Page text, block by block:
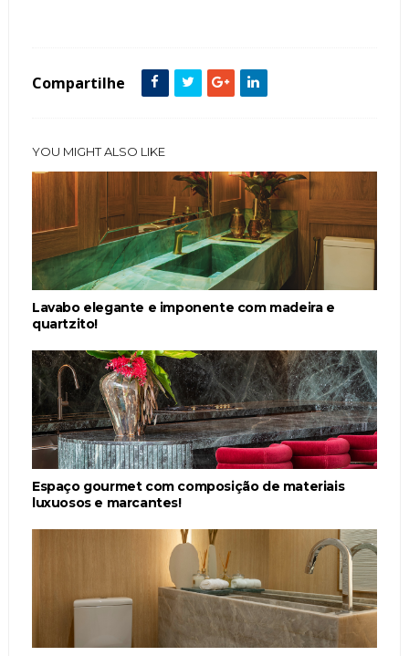
Compartilhe
YOU MIGHT ALSO LIKE
Lavabo elegante e imponente com madeira e
quartzito!
Espaço gourmet com composição de materiais
luxuosos e marcantes!